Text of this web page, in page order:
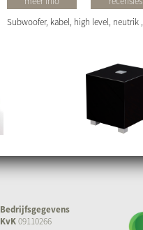
Subwoofer, kabel, high level, neutrik ,
Bedrijfsgegevens
KvK09110266